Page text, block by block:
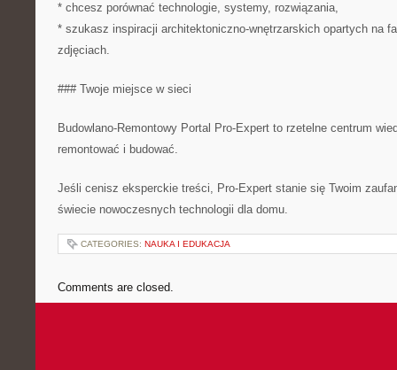
* chcesz porównać technologie, systemy, rozwiązania,
* szukasz inspiracji architektoniczno-wnętrzarskich opartych na
zdjęciach.
### Twoje miejsce w sieci
Budowlano-Remontowy Portal Pro-Expert to rzetelne centrum
remontować i budować.
Jeśli cenisz eksperckie treści, Pro-Expert stanie się Twoim
świecie nowoczesnych technologii dla domu.
CATEGORIES: NAUKA I EDUKACJA
Comments are closed.